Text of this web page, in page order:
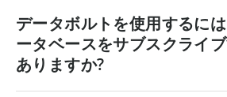
れるサービスとしてのデータウェア
タボルトを使用すると、ユーザー
スに変換できる生の詳細なデータに
うになります。詳細は
データボルトを使用するに
ータベースをサブスクライ
ありますか?